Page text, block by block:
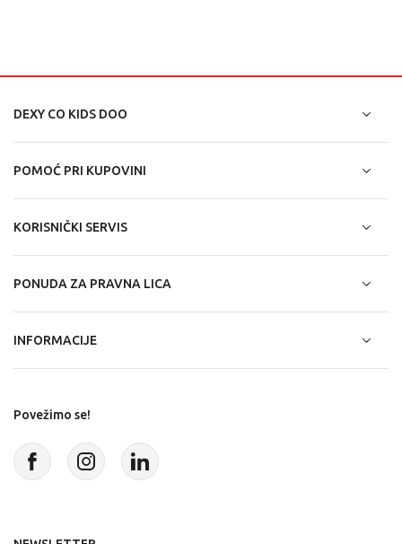
DEXY CO KIDS DOO
POMOĆ PRI KUPOVINI
KORISNIČKI SERVIS
PONUDA ZA PRAVNA LICA
INFORMACIJE
Povežimo se!